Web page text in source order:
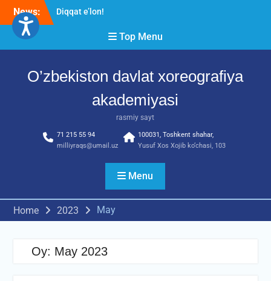
Skip
content
News:
Diqqat e’lon!
2026” tadbiri bo‘lib o‘tdi
RESPUBLIKA ILMIY-
Top Menu
O’zbekiston davlat xoreografiya
akademiyasi
rasmiy sayt
71 215 55 94
milliyraqs@umail.uz
100031, Toshkent shahar,
Yusuf Xos Xojib ko‘chasi, 103
Menu
Home 2023 May
Oy: May 2023